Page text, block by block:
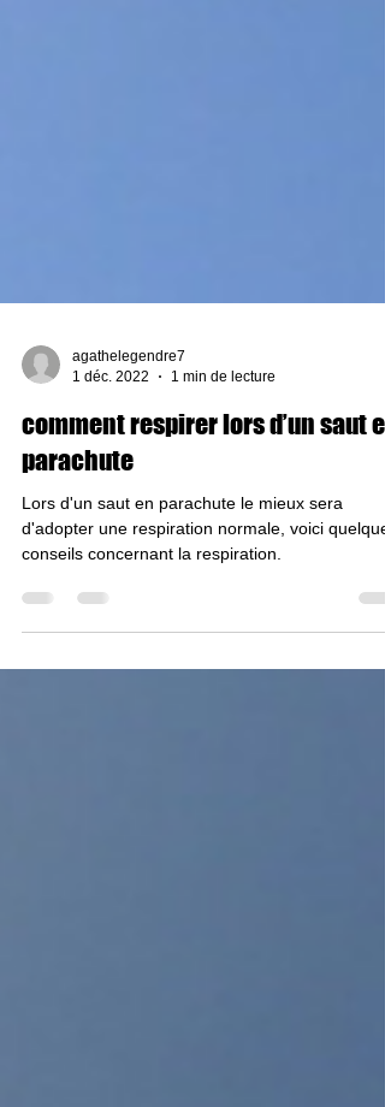
1 déc. 2022
1 min de lecture
comment respirer lors d’un saut en
parachute
Lors d'un saut en parachute le mieux sera
d'adopter une respiration normale, voici
conseils concernant la respiration.